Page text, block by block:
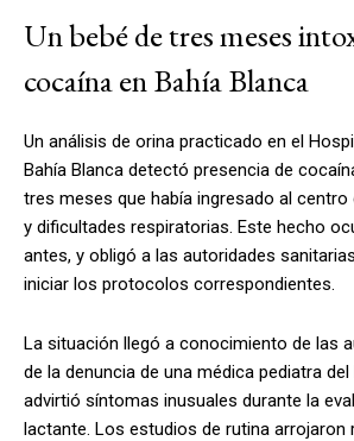
Un bebé de tres meses
cocaína en Bahía Blanca
Un análisis de orina practicado en el
Bahía Blanca detectó presencia de
tres meses que había ingresado al centro
y dificultades respiratorias. Este hecho
antes, y obligó a las autoridades
iniciar los protocolos correspondientes.
La situación llegó a conocimiento de las
de la denuncia de una médica pediatra
advirtió síntomas inusuales durante la
lactante. Los estudios de rutina arrojaron